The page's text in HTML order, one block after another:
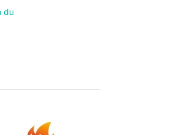
du
DE LA PUBLICATION